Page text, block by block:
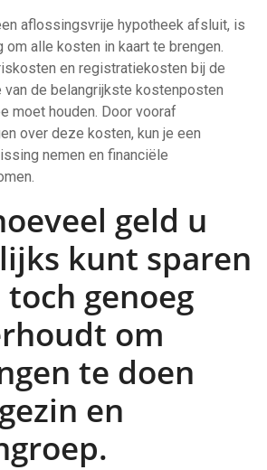
aflossingsvrije hypotheek afsluit, is
om alle kosten in kaart te brengen.
en registratiekosten bij de
van de belangrijkste kostenposten
moet houden. Door vooraf
over deze kosten, kun je een
nemen en financiële
geld u
kunt sparen
genoeg
om
te doen
en